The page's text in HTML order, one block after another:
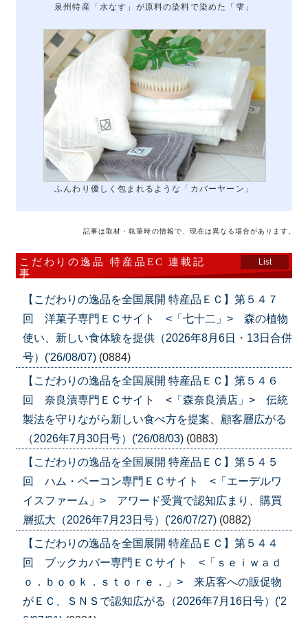
泉州特産「水なす」が原料の染料で染めた「雫」
ふんわり優しく包まれるような「カバーヤーン」
記事は取材・執筆時の情報で、現在は異なる場合があります。
こだわりの逸品 特産品EC 連載記
事
List
【こだわりの逸品を全国展開 特産品ＥＣ】第５４７
回 洋菓子専門ＥＣサイト <「七十二」> 森の植物
使い、新しい食体験を提供（2026年8月6日・13日合併
号）('26/08/07) (0884)
【こだわりの逸品を全国展開 特産品ＥＣ】第５４６
回 奈良漬専門ＥＣサイト <「森奈良漬店」> 伝統
製法を守りながら新しい食べ方を提案、顧客層広がる
（2026年7月30日号）('26/08/03) (0883)
【こだわりの逸品を全国展開 特産品ＥＣ】第５４５
回 ハム・ベーコン専門ＥＣサイト <「エーデルワ
イスファーム」> アワード受賞で認知広まり、購買
層拡大（2026年7月23日号）('26/07/27) (0882)
【こだわりの逸品を全国展開 特産品ＥＣ】第５４４
回 ブックカバー専門ＥＣサイト <「ｓｅｉｗａｄ
ｏ．ｂｏｏｋ．ｓｔｏｒｅ．」> 来店客への販促物
がＥＣ、ＳＮＳで認知広がる（2026年7月16日号）('2